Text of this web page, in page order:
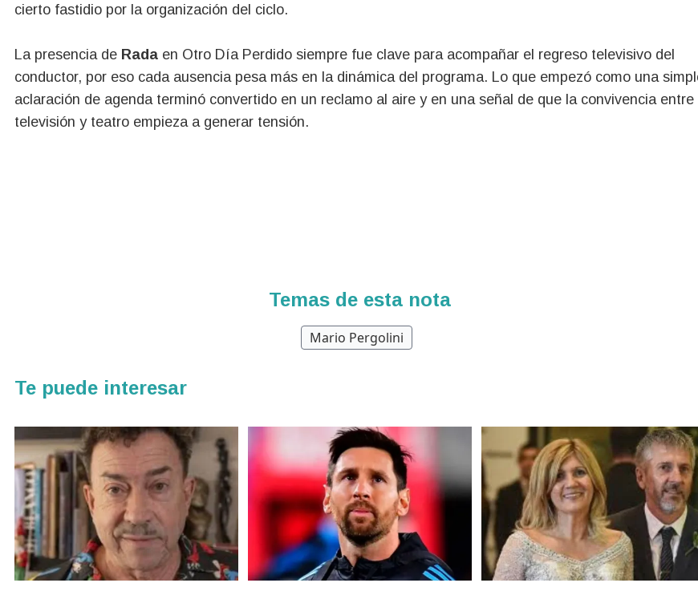
cierto fastidio por la organización del ciclo.
La presencia de Rada en Otro Día Perdido siempre fue clave para acompañar el regreso televisivo del
conductor, por eso cada ausencia pesa más en la dinámica del programa. Lo que empezó como una
aclaración de agenda terminó convertido en un reclamo al aire y en una señal de que la convivencia entre
televisión y teatro empieza a generar tensión.
Temas de esta nota
Mario Pergolini
Te puede interesar